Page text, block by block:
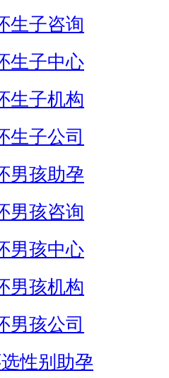
生子咨询
生子中心
生子机构
生子公司
男孩助孕
男孩咨询
男孩中心
男孩机构
男孩公司
性别助孕